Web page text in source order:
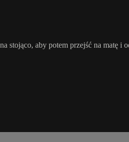
stojąco, aby potem przejść na matę